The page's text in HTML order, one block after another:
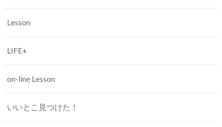
Lesson
LIFE+
on-line Lesson
いいとこ見つけた！